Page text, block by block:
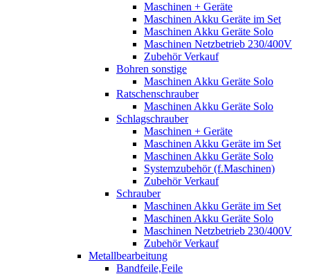
Maschinen + Geräte
Maschinen Akku Geräte im Set
Maschinen Akku Geräte Solo
Maschinen Netzbetrieb 230/400V
Zubehör Verkauf
Bohren sonstige
Maschinen Akku Geräte Solo
Ratschenschrauber
Maschinen Akku Geräte Solo
Schlagschrauber
Maschinen + Geräte
Maschinen Akku Geräte im Set
Maschinen Akku Geräte Solo
Systemzubehör (f.Maschinen)
Zubehör Verkauf
Schrauber
Maschinen Akku Geräte im Set
Maschinen Akku Geräte Solo
Maschinen Netzbetrieb 230/400V
Zubehör Verkauf
Metallbearbeitung
Bandfeile,Feile